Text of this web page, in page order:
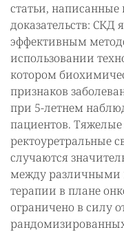
статьи, написанные
доказательств:
эффективным
использовании
котором
признаков
при 5-летнем
пациентов.
ректоуретральные
случаются
между различными
терапии в плане
ограничено в силу